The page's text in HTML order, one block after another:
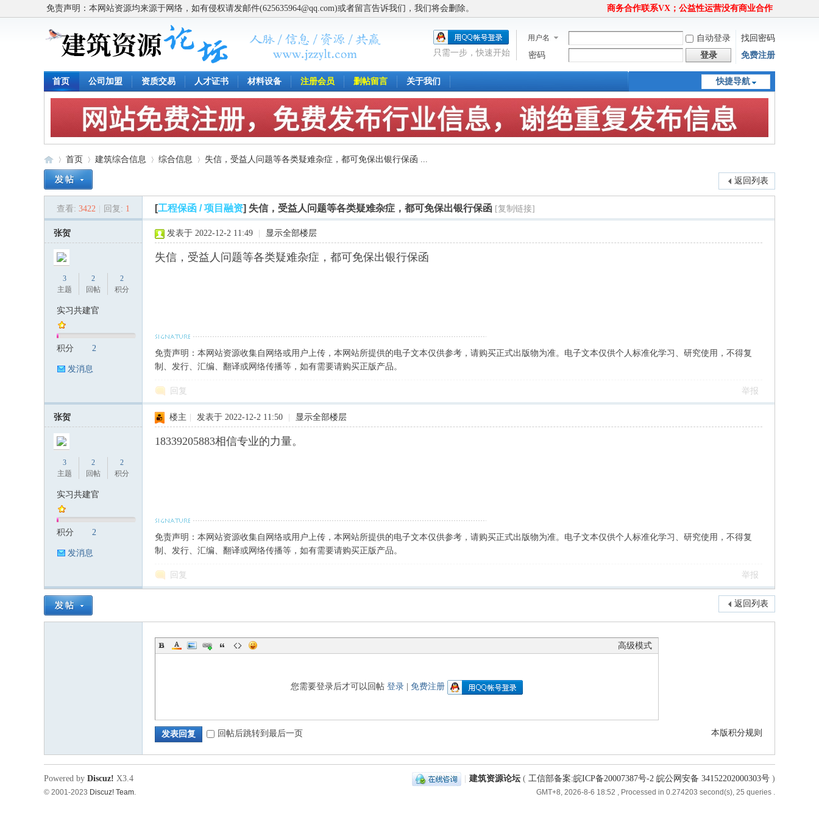
免责声明：本网站资源均来源于网络，如有侵权请发邮件(625635964@qq.com)或者留言告诉我们，我们将会删除。 商务合作联系VX；公益性运营没有商业合作
用户名 自动登录
找回密码
密码
登录 免费注册
只需一步，快速开始
快捷导航
首页 公司加盟 资质交易 人才证书 材料设备 注册会员 删帖留言 关于我们
»
首页
›
建筑综合信息 综合信息
›
失信，受益人问题等各类疑难杂症，都可免保出银行保函 ...
返回列表
查看: 3422 回复: 1 [工程保函 / 项目融资] 失信，受益人问题等各类疑难杂症，都可免保出银行保函 [复制链接]
张贺
3
主题
2
回帖
2
积分
实习共建官
积分 2
发消息
发表于 2022-12-2 11:49 显示全部楼层
失信，受益人问题等各类疑难杂症，都可免保出银行保函
免责声明：本网站资源收集自网络或用户上传，本网站所提供的电子文本仅供参考，请购买正式出版物为准。电子文本仅供个人标准化学习、研究使用，不得复
制、发行、汇编、翻译或网络传播等，如有需要请购买正版产品。
回复 举报
张贺
3
主题
2
回帖
2
积分
实习共建官
积分 2
发消息
楼主 发表于 2022-12-2 11:50 显示全部楼层
18339205883相信专业的力量。
免责声明：本网站资源收集自网络或用户上传，本网站所提供的电子文本仅供参考，请购买正式出版物为准。电子文本仅供个人标准化学习、研究使用，不得复
制、发行、汇编、翻译或网络传播等，如有需要请购买正版产品。
回复 举报
返回列表
高级模式
您需要登录后才可以回帖 登录 免费注册
本版积分规则
发表回复 回帖后跳转到最后一页
建筑资源论坛 ( 工信部备案:皖ICP备20007387号-2 皖公网安备 34152202000303号 )
GMT+8, 2026-8-6 18:52 , Processed in 0.274203 second(s), 25 queries .
Powered by Discuz! X3.4
© 2001-2023 Discuz! Team